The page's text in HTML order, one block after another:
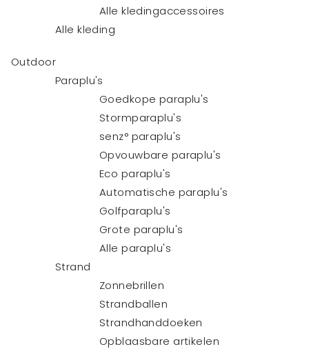
Alle kledingaccessoires
Alle kleding
Outdoor
Paraplu's
Goedkope paraplu's
Stormparaplu's
senz° paraplu's
Opvouwbare paraplu's
Eco paraplu's
Automatische paraplu's
Golfparaplu's
Grote paraplu's
Alle paraplu's
Strand
Zonnebrillen
Strandballen
Strandhanddoeken
Opblaasbare artikelen